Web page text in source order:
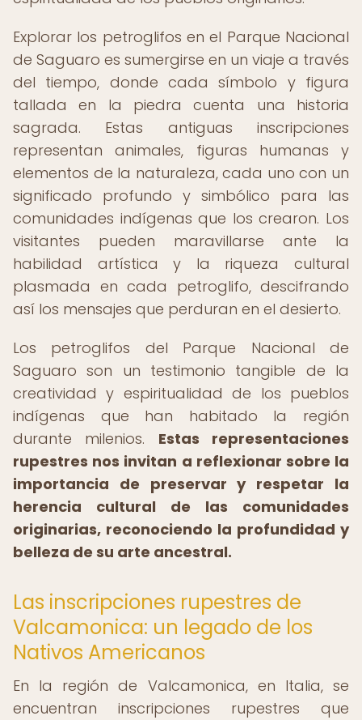
Explorar los petroglifos en el Parque Nacional
de Saguaro es sumergirse en un viaje a través
del tiempo, donde cada símbolo y figura
tallada en la piedra cuenta una historia
sagrada. Estas antiguas inscripciones
representan animales, figuras humanas y
elementos de la naturaleza, cada uno con un
significado profundo y simbólico para las
comunidades indígenas que los crearon. Los
visitantes pueden maravillarse ante la
habilidad artística y la riqueza cultural
plasmada en cada petroglifo, descifrando
así los mensajes que perduran en el desierto.
Los petroglifos del Parque Nacional de
Saguaro son un testimonio tangible de la
creatividad y espiritualidad de los pueblos
indígenas que han habitado la región
durante milenios. Estas representaciones
rupestres nos invitan a reflexionar sobre la
importancia de preservar y respetar la
herencia cultural de las comunidades
originarias, reconociendo la profundidad y
belleza de su arte ancestral.
Las inscripciones rupestres de
Valcamonica: un legado de los
Nativos Americanos
En la región de Valcamonica, en Italia, se
encuentran inscripciones rupestres que